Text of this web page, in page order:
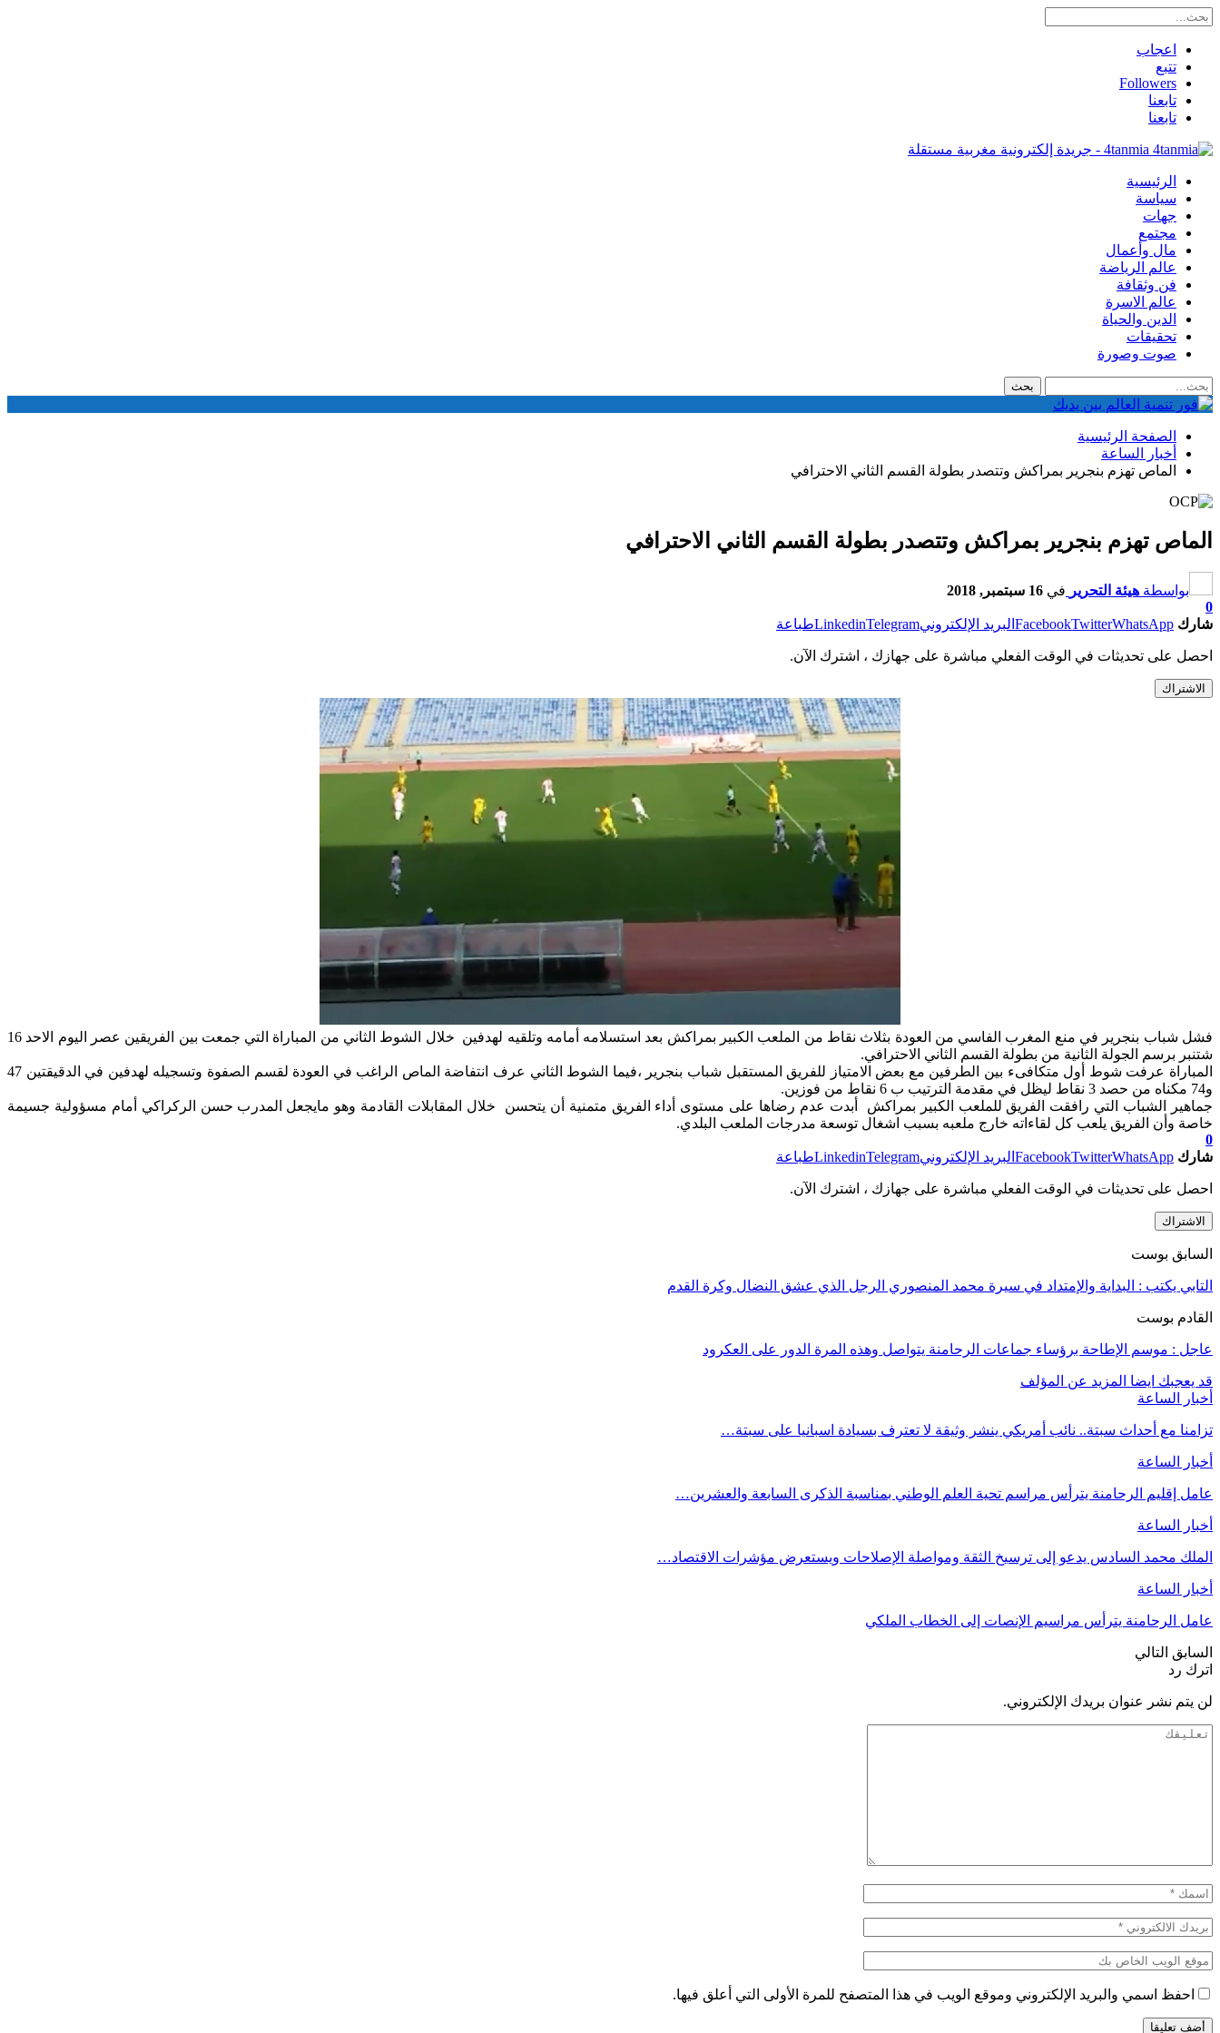
اعجاب
تتبع
Followers
تابعنا
تابعنا
4tanmia - جريدة إلكترونية مغربية مستقلة
الرئيسية
سياسة
جهات
مجتمع
مال وأعمال
عالم الرياضة
فن وثقافة
عالم الاسرة
الدين والحياة
تحقيقات
صوت وصورة
الصفحة الرئيسية
أخبار الساعة
الماص تهزم بنجرير بمراكش وتتصدر بطولة القسم الثاني الاحترافي
الماص تهزم بنجرير بمراكش وتتصدر بطولة القسم الثاني الاحترافي
بواسطة هيئة التحرير في 16 سبتمبر, 2018
0
شارك
FacebookTwitterWhatsApp البريد الإلكتروني LinkedinTelegram طباعة
احصل على تحديثات في الوقت الفعلي مباشرة على جهازك ، اشترك الآن.
الاشتراك
فشل شباب بنجرير في منع المغرب الفاسي من العودة بثلاث نقاط من الملعب الكبير بمراكش بعد استسلامه أمامه وتلقيه لهدفين خلال الشوط الثاني من المباراة التي جمعت بين الفريقين عصر اليوم الاحد 16
شتنبر برسم الجولة الثانية من بطولة القسم الثاني الاحترافي.
المباراة عرفت شوط أول متكافىء بين الطرفين مع بعض الامتياز للفريق المستقبل شباب بنجرير ،فيما الشوط الثاني عرف انتفاضة الماص الراغب في العودة لقسم الصفوة وتسجيله لهدفين في الدقيقتين 47
و74 مكناه من حصد 3 نقاط ليظل في مقدمة الترتيب ب 6 نقاط من فوزين.
جماهير الشباب التي رافقت الفريق للملعب الكبير بمراكش أبدت عدم رضاها على مستوى أداء الفريق متمنية أن يتحسن خلال المقابلات القادمة وهو مايجعل المدرب حسن الركراكي أمام مسؤولية جسيمة
خاصة وأن الفريق يلعب كل لقاءاته خارج ملعبه بسبب اشغال توسعة مدرجات الملعب البلدي.
0
شارك
FacebookTwitterWhatsApp البريد الإلكتروني LinkedinTelegram طباعة
احصل على تحديثات في الوقت الفعلي مباشرة على جهازك ، اشترك الآن.
الاشتراك
السابق بوست
التابي يكتب : البداية والإمتداد في سيرة محمد المنصوري الرجل الذي عشق النضال وكرة القدم
القادم بوست
عاجل : موسم الإطاحة برؤساء جماعات الرحامنة يتواصل وهذه المرة الدور على العكرود
قد يعجبك ايضا المزيد عن المؤلف
أخبار الساعة
تزامنا مع أحداث سبتة.. نائب أمريكي ينشر وثيقة لا تعترف بسيادة اسبانيا على سبتة…
أخبار الساعة
عامل إقليم الرحامنة يترأس مراسم تحية العلم الوطني بمناسبة الذكرى السابعة والعشرين…
أخبار الساعة
الملك محمد السادس يدعو إلى ترسيخ الثقة ومواصلة الإصلاحات ويستعرض مؤشرات الاقتصاد…
أخبار الساعة
عامل الرحامنة يترأس مراسيم الإنصات إلى الخطاب الملكي
السابق التالي
اترك رد
لن يتم نشر عنوان بريدك الإلكتروني.
احفظ اسمي والبريد الإلكتروني وموقع الويب في هذا المتصفح للمرة الأولى التي أعلق فيها.